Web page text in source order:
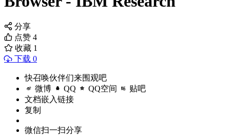
分享
点赞 4
收藏 1
下载 0
快召唤伙伴们来围观吧
微博 QQ QQ空间 贴吧
文档嵌入链接
复制
微信扫一扫分享